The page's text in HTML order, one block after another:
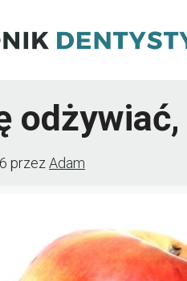
przez Adam